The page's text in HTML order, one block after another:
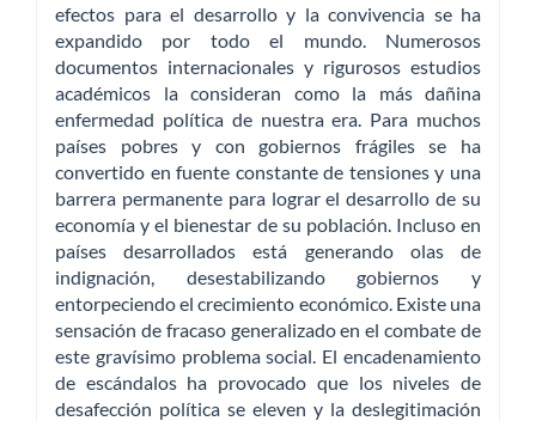
efectos para el desarrollo y la convivencia se ha
expandido por todo el mundo. Numerosos
documentos internacionales y rigurosos estudios
académicos la consideran como la más dañina
enfermedad política de nuestra era. Para muchos
países pobres y con gobiernos frágiles se ha
convertido en fuente constante de tensiones y una
barrera permanente para lograr el desarrollo de su
economía y el bienestar de su población. Incluso en
países desarrollados está generando olas de
indignación, desestabilizando gobiernos y
entorpeciendo el crecimiento económico. Existe una
sensación de fracaso generalizado en el combate de
este gravísimo problema social. El encadenamiento
de escándalos ha provocado que los niveles de
desafección política se eleven y la deslegitimación